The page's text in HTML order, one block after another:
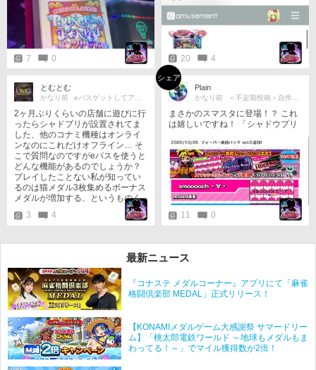
7 0 20 4
とむとむ
かなり前 eパスゲットしてアニマにハマった笑
2ヶ月ぶりくらいの店舗に遊びに行
ったらシャドプリが設置されてま
した、他のコナミ機種はオンライ
ンなのにこれだけオフライン… そ
こで質問なのですがeパスを使うと
どんな機能があるのでしょうか？
プレイしたことない私が知ってい
るのは猫メダル3枚集めるボーナス
メダルが増加する、というものく
3 4
Plain
かなり前 ＜不定期投稿＞自作メダゲー制作中！
シェア
まさかのスマスタに登場！？ これ
は嬉しいですね！ 「シャドウプリ
※画像はスマスタ公式サイトから
お借りしました。
11 0
最新ニュース
『コナステ メダルコーナー』アプリにて「麻雀
格闘倶楽部 MEDAL」正式リリース！
【KONAMIメダルゲーム大感謝祭 サマードリー
ム】「桃太郎電鉄ワールド ～地球もメダルもま
わってる！～」でマイル獲得数が2倍！